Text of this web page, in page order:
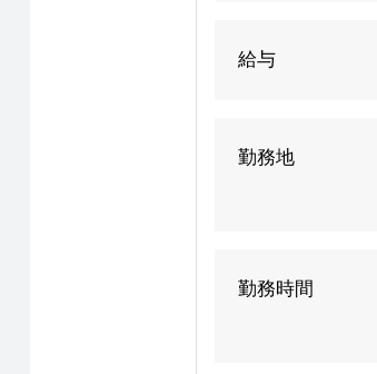
給与
勤務地
勤務時間